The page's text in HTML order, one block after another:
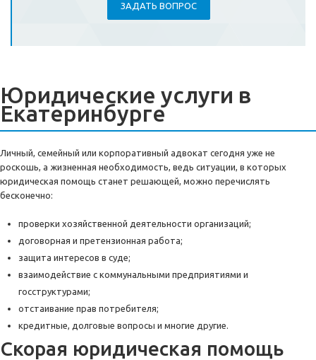
ЗАДАТЬ ВОПРОС
Юридические услуги в
Екатеринбурге
Личный, семейный или корпоративный адвокат сегодня уже не
роскошь, а жизненная необходимость, ведь ситуации, в которых
юридическая помощь станет решающей, можно перечислять
бесконечно:
проверки хозяйственной деятельности организаций;
договорная и претензионная работа;
защита интересов в суде;
взаимодействие с коммунальными предприятиями и
госструктурами;
отстаивание прав потребителя;
кредитные, долговые вопросы и многие другие.
Скорая юридическая помощь